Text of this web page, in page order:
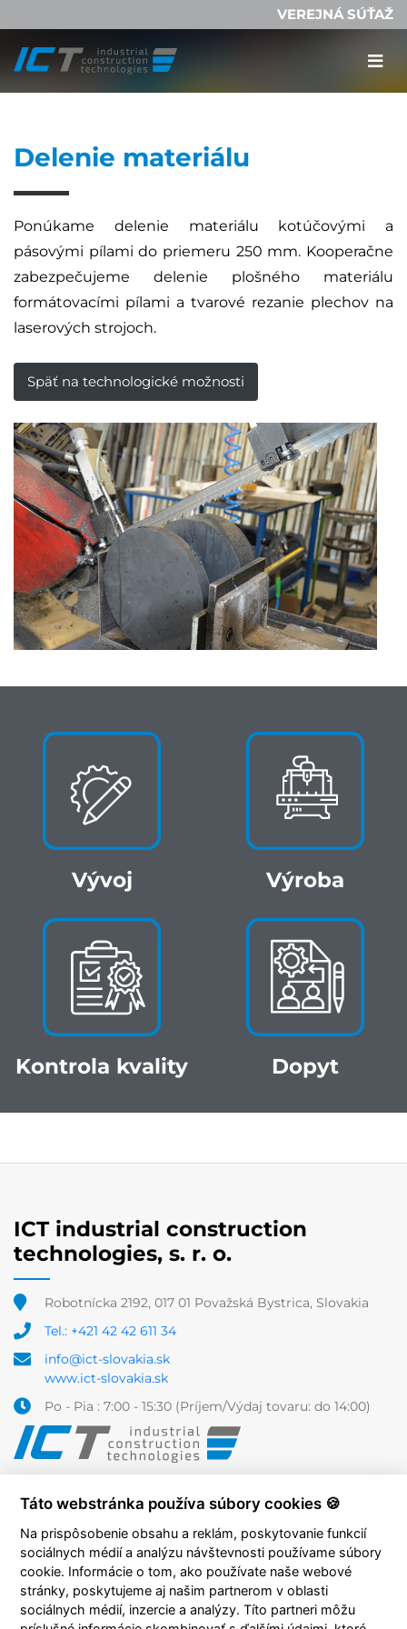
VEREJNÁ SÚŤAŽ
Delenie materiálu
Ponúkame delenie materiálu kotúčovými a
pásovými pílami do priemeru 250 mm. Kooperačne
zabezpečujeme delenie plošného materiálu
formátovacími pílami a tvarové rezanie plechov na
laserových strojoch.
Späť na technologické možnosti
Vývoj Výroba
Kontrola kvality Dopyt
ICT industrial construction
technologies, s. r. o.
Robotnícka 2192, 017 01 Považská Bystrica, Slovakia
Tel.: +421 42 42 611 34
info@ict-slovakia.sk
www.ict-slovakia.sk
Po - Pia : 7:00 - 15:30 (Príjem/Výdaj tovaru: do 14:00)
Táto webstránka používa súbory cookies 🍪
Na prispôsobenie obsahu a reklám, poskytovanie funkcií
sociálnych médií a analýzu návštevnosti používame súbory
cookie. Informácie o tom, ako používate naše webové
stránky, poskytujeme aj našim partnerom v oblasti
sociálnych médií, inzercie a analýzy. Títo partneri môžu